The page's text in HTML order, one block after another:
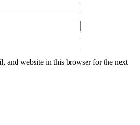
and website in this browser for the next